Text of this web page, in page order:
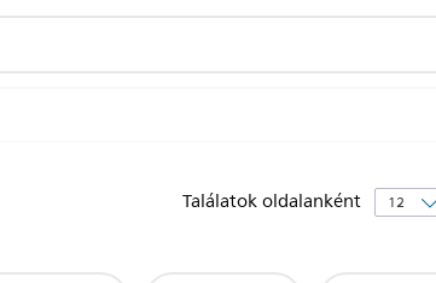
Találatok oldalanként